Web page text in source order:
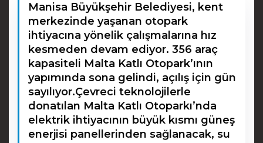
Manisa Büyükşehir Belediyesi, kent
merkezinde yaşanan otopark
ihtiyacına yönelik çalışmalarına hız
kesmeden devam ediyor. 356 araç
kapasiteli Malta Katlı Otopark’ının
yapımında sona gelindi, açılış için gün
sayılıyor.Çevreci teknolojilerle
donatılan Malta Katlı Otoparkı’nda
elektrik ihtiyacının büyük kısmı güneş
enerjisi panellerinden sağlanacak, su